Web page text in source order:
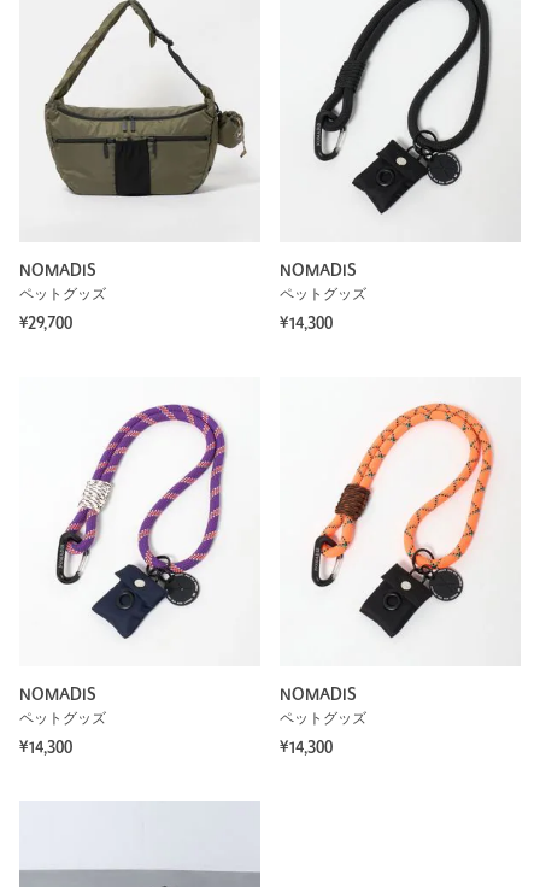
NOMADIS
ペットグッズ
¥29,700
NOMADIS
ペットグッズ
¥14,300
NOMADIS
ペットグッズ
¥14,300
NOMADIS
ペットグッズ
¥14,300